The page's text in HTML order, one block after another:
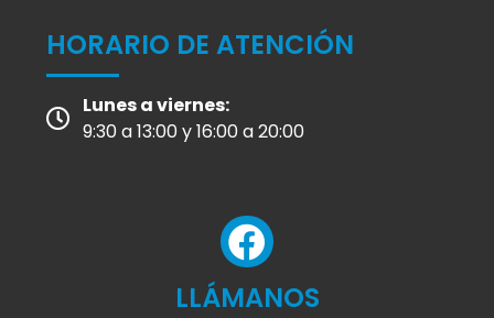
HORARIO DE ATENCIÓN
Lunes a viernes:
9:30 a 13:00 y 16:00 a 20:00
LLÁMANOS